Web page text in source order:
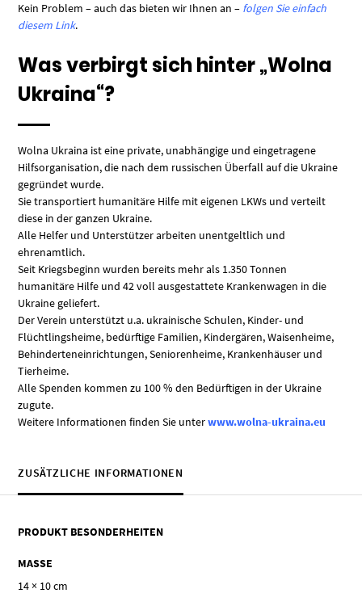
Kein Problem – auch das bieten wir Ihnen an – folgen Sie einfach
diesem Link.
Was verbirgt sich hinter „Wolna
Ukraina“?
Wolna Ukraina ist eine private, unabhängige und eingetragene
Hilfsorganisation, die nach dem russischen Überfall auf die Ukraine
gegründet wurde.
Sie transportiert humanitäre Hilfe mit eigenen LKWs und verteilt
diese in der ganzen Ukraine.
Alle Helfer und Unterstützer arbeiten unentgeltlich und
ehrenamtlich.
Seit Kriegsbeginn wurden bereits mehr als 1.350 Tonnen
humanitäre Hilfe und 42 voll ausgestattete Krankenwagen in die
Ukraine geliefert.
Der Verein unterstützt u.a. ukrainische Schulen, Kinder- und
Flüchtlingsheime, bedürftige Familien, Kindergären, Waisenheime,
Behinderteneinrichtungen, Seniorenheime, Krankenhäuser und
Tierheime.
Alle Spenden kommen zu 100 % den Bedürftigen in der Ukraine
zugute.
Weitere Informationen finden Sie unterwww.wolna-ukraina.eu
ZUSÄTZLICHE INFORMATIONEN
PRODUKT BESONDERHEITEN
MASSE
14 × 10 cm